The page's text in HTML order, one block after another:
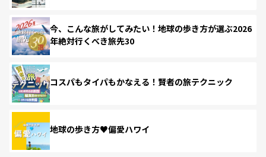
今、こんな旅がしてみたい！地球の歩き方が選ぶ2026
年絶対行くべき旅先30
コスパもタイパもかなえる！賢者の旅テクニック
地球の歩き方♥偏愛ハワイ